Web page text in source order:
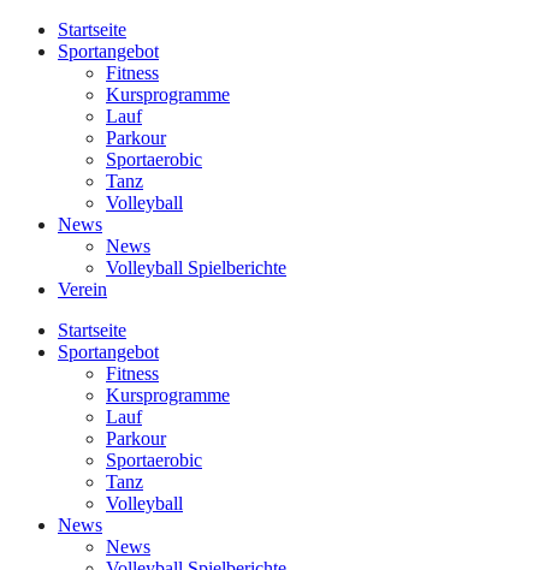
Startseite
Sportangebot
Fitness
Kursprogramme
Lauf
Parkour
Sportaerobic
Tanz
Volleyball
News
News
Volleyball Spielberichte
Verein
Startseite
Sportangebot
Fitness
Kursprogramme
Lauf
Parkour
Sportaerobic
Tanz
Volleyball
News
News